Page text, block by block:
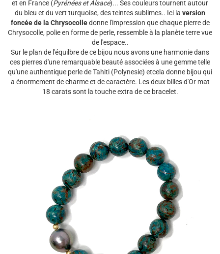
et en France (Pyrénées et Alsace)... Ses couleurs tournent autour
du bleu et du vert turquoise, des teintes sublimes.. Ici la version
foncée de la Chrysocolledonne l'impression que chaque pierre de
Chrysocolle, polie en forme de perle, ressemble à la planète terre vue
de l'espace..
Sur le plan de l'équilbre de ce bijou nous avons une harmonie dans
ces pierres d'une remarquable beauté associées à une gemme telle
qu'une authentique perle de Tahiti (Polynesie) etcela donne bijou qui
a énormement de charme et de caractère. Les deux billes d'Or mat
18 carats sont la touche extra de ce bracelet.